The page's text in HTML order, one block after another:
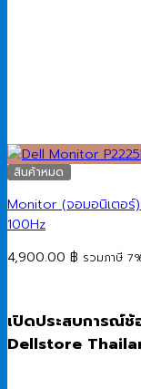
สินค้าหมด
Monitor (จอมอนิเตอร์)
100Hz
4,900.00 ฿ รวมภาษี
เปิดประสบการณ์
Dellstore